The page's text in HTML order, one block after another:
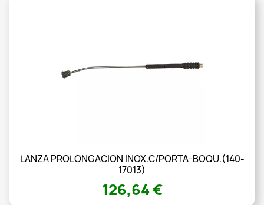
LANZA PROLONGACION INOX.C/PORTA-BOQU.(140-
17013)
126,64 €